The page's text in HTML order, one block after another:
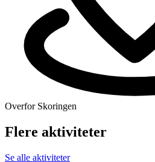
Overfor Skoringen
Flere aktiviteter
Se alle aktiviteter